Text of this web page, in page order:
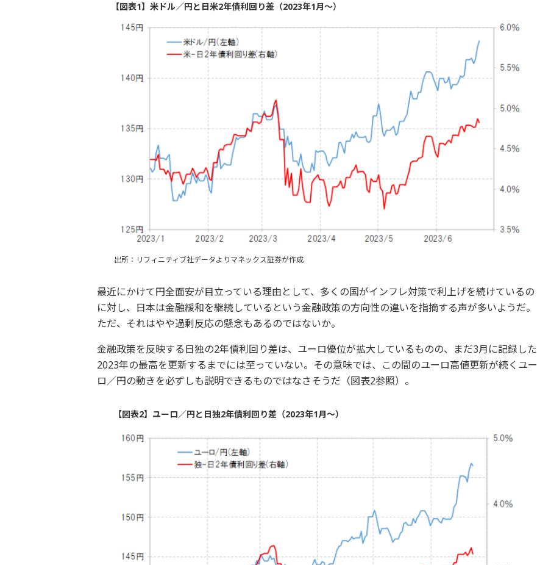
【図表1】米ドル／円と日米2年債利回り差（2023年1月～）
出所：リフィニティブ社データよりマネックス証券が作成
最近にかけて円全面安が目立っている理由として、多くの国がインフレ対策で利上げを続けているの
に対し、日本は金融緩和を継続しているという金融政策の方向性の違いを指摘する声が多いようだ。
ただ、それはやや過剰反応の懸念もあるのではないか。
金融政策を反映する日独の2年債利回り差は、ユーロ優位が拡大しているものの、まだ3月に記録した
2023年の最高を更新するまでには至っていない。その意味では、この間のユーロ高値更新が続くユー
ロ／円の動きを必ずしも説明できるものではなさそうだ（図表2参照）。
【図表2】ユーロ／円と日独2年債利回り差（2023年1月～）